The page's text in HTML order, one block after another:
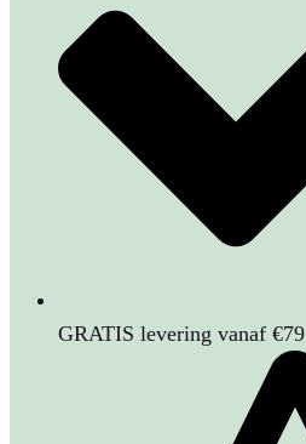
GRATIS levering vanaf €79